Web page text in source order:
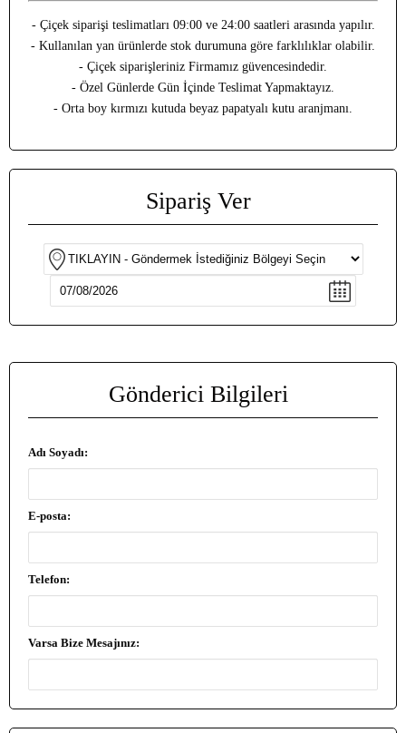
- Çiçek siparişi teslimatları 09:00 ve 24:00 saatleri arasında yapılır.
- Kullanılan yan ürünlerde stok durumuna göre farklılıklar olabilir.
- Çiçek siparişleriniz Firmamız güvencesindedir.
- Özel Günlerde Gün İçinde Teslimat Yapmaktayız.
- Orta boy kırmızı kutuda beyaz papatyalı kutu aranjmanı.
Sipariş Ver
Gönderici Bilgileri
Adı Soyadı:
E-posta:
Telefon:
Varsa Bize Mesajınız: